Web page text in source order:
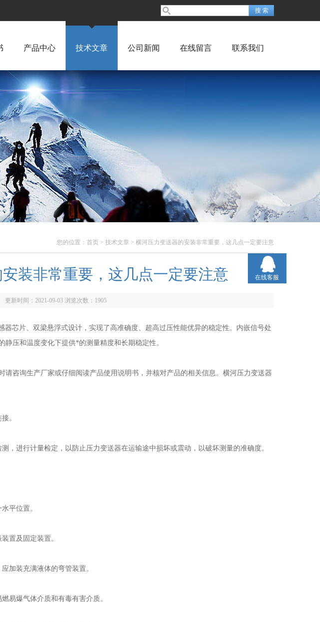
产品中心 技术文章 公司新闻 在线留言 联系我们
您的位置： 首页 > 技术文章 > 横河压力变送器的安装非常重要，这几点一定要注意
装非常重要，这几点一定要注意
更新时间：2021-09-03 浏览次数： 1905
器芯片、双梁悬浮式设计，实现了高准确度、超高过压性能优异的稳定性。内嵌信号处
压和温度变化下提供*的测量精度和长期稳定性。
咨询生产厂家或仔细阅读产品使用说明书，并核对产品的相关信息。横河压力变送器
。
进行计量检定，以防止压力变送器在运输途中损坏或震动，以破坏测量的准确度。
平位置。
置及固定装置。
装充满液体的弯管装置。
爆气体介质和有毒有害介质。
在线客服